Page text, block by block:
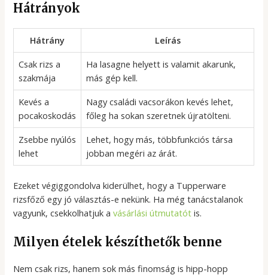
Hátrányok
Hátrány
Leírás
Csak rizs a
szakmája
Ha lasagne helyett is valamit akarunk,
más gép kell.
Kevés a
pocakoskodás
Nagy családi vacsorákon kevés lehet,
főleg ha sokan szeretnek újratölteni.
Zsebbe nyúlós
lehet
Lehet, hogy más, többfunkciós társa
jobban megéri az árát.
Ezeket végiggondolva kiderülhet, hogy a Tupperware
rizsfőző egy jó választás-e nekünk. Ha még tanácstalanok
vagyunk, csekkolhatjuk avásárlási útmutatót is.
Milyen ételek készíthetők benne
Nem csak rizs, hanem sok más finomság is hipp-hopp